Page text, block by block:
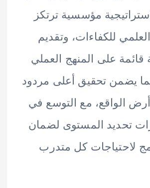
مؤسسية ترتكز
وتقديم
المنهج العملي
تحقيق أعلى مردود
مع التوسع في
المستوى لضمان
كل متدرب